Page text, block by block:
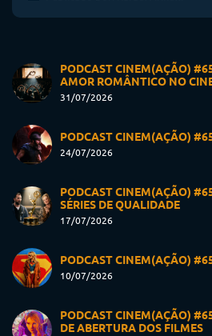
PODCAST CINEM(AÇÃO)
AMOR ROMÂNTICO NO
31/07/2026
PODCAST CINEM(AÇÃO)
24/07/2026
PODCAST CINEM(AÇÃO)
SÉRIES DE QUALIDADE
17/07/2026
PODCAST CINEM(AÇÃO)
10/07/2026
PODCAST CINEM(AÇÃO)
DE ABERTURA DOS FILMES